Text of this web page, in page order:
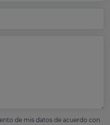
de mis datos de acuerdo con